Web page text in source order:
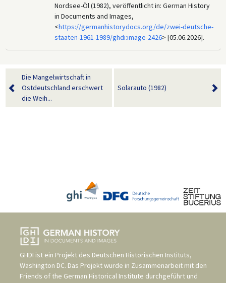
Nordsee-Öl (1982), veröffentlicht in: German History
in Documents and Images,
<https://germanhistorydocs.org/de/zwei-deutsche-
staaten-1961-1989/ghdi:image-2426> [05.06.2026].
Die Mangelwirtschaft in
Ostdeutschland erschwert
die Weih...
Solarauto (1982)
GHDI ist ein Projekt des Deutschen Historischen Instituts,
Washington DC. Das Projekt wurde in Zusammenarbeit mit den
Friends of the German Historical Institute durchgeführt und